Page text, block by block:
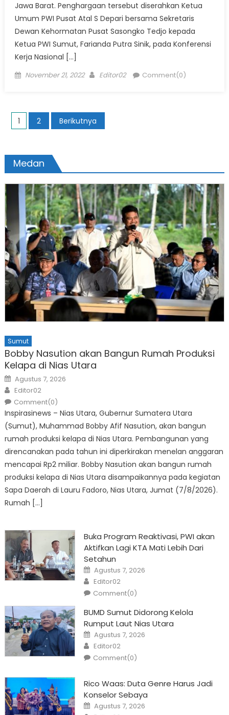
Jawa Barat. Penghargaan tersebut diserahkan Ketua
Umum PWI Pusat Atal S Depari bersama Sekretaris
Dewan Kehormatan Pusat Sasongko Tedjo kepada
Ketua PWI Sumut, Farianda Putra Sinik, pada Konferensi
Kerja Nasional […]
Posted
November 21, 2022 Author
Editor02 Comment(0)
Paginasi
1 2 Berikutnya
Medan
Sumut
Bobby Nasution akan Bangun Rumah Produksi
Kelapa di Nias Utara
Posted
on
Agustus 7, 2026
Author
Editor02
Comment(0)
Inspirasinews – Nias Utara, Gubernur Sumatera Utara
(Sumut), Muhammad Bobby Afif Nasution, akan bangun
rumah produksi kelapa di Nias Utara. Pembangunan yang
direncanakan pada tahun ini diperkirakan menelan anggaran
mencapai Rp2 miliar. Bobby Nasution akan bangun rumah
produksi kelapa di Nias Utara disampaikannya pada kegiatan
Sapa Daerah di Lauru Fadoro, Nias Utara, Jumat (7/8/2026).
Rumah […]
Buka Program Reaktivasi, PWI akan
Aktifkan Lagi KTA Mati Lebih Dari
Setahun
Posted
on
Agustus 7, 2026
Author
Editor02
Comment(0)
BUMD Sumut Didorong Kelola
Rumput Laut Nias Utara
Posted
on
Agustus 7, 2026
Author
Editor02
Comment(0)
Rico Waas: Duta Genre Harus Jadi
Konselor Sebaya
Posted
on
Agustus 7, 2026